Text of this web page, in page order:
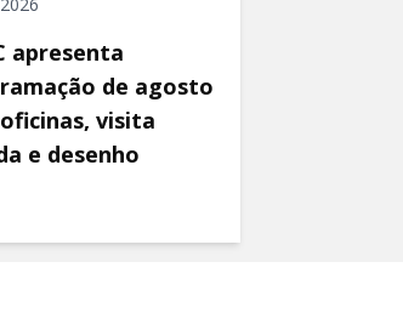
apresenta
de agosto
visita
e desenho